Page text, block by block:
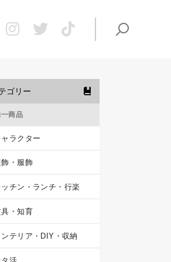
ゴリー
商品
ャラクター
飾・服飾
ッチン・ランチ・行楽
具・知育
ンテリア・DIY・収納